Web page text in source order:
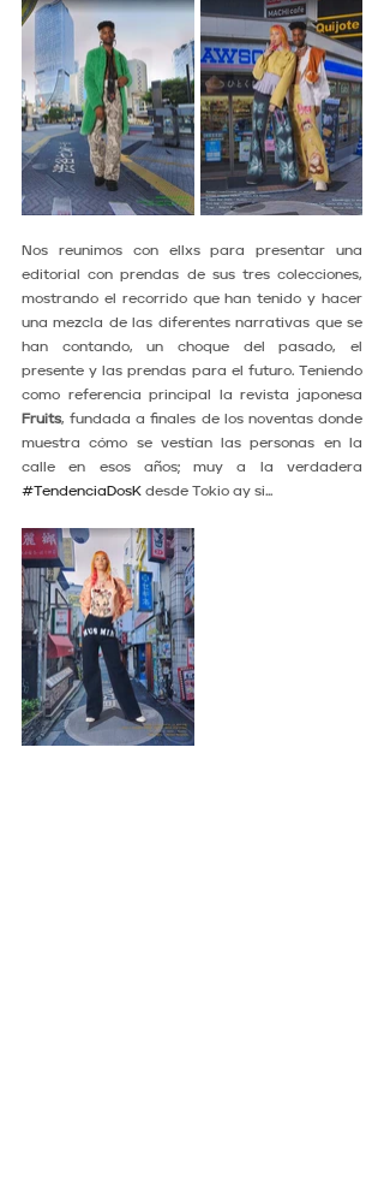
Nos reunimos con ellxs para presentar una
editorial con prendas de sus tres colecciones,
mostrando el recorrido que han tenido y hacer
una mezcla de las diferentes narrativas que se
han contando, un choque del pasado, el
presente y las prendas para el futuro. Teniendo
Fruits, fundada a finales de los noventas donde
muestra cómo se vestían las personas en la
#TendenciaDosK desde Tokio ay si...